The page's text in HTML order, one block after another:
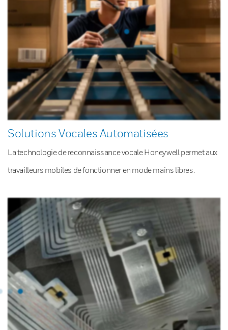
Solutions Vocales Automatisées
La technologie de reconnaissance vocale Honeywell permet aux
travailleurs mobiles de fonctionner en mode mains libres.